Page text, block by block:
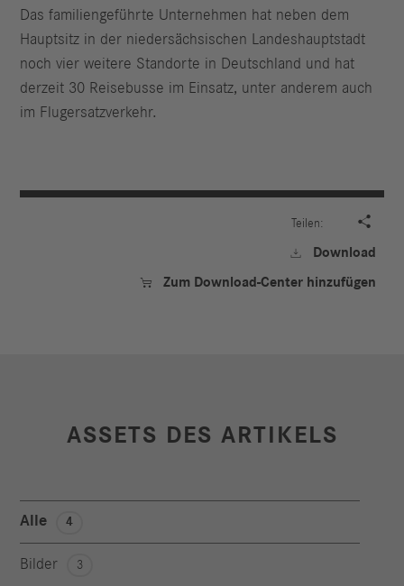
Das familiengeführte Unternehmen hat neben dem
Hauptsitz in der niedersächsischen Landeshauptstadt
noch vier weitere Standorte in Deutschland und hat
derzeit 30 Reisebusse im Einsatz, unter anderem auch
im Flugersatzverkehr.
Teilen: 
 Download
 Zum Download-Center hinzufügen
ASSETS DES ARTIKELS
Alle 4
Bilder 3